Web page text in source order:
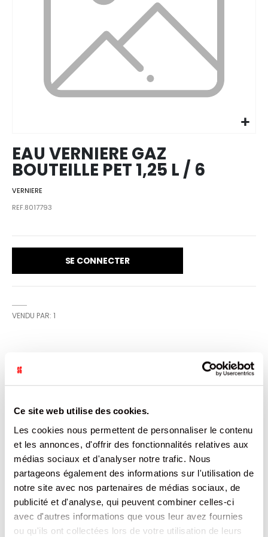
Ce site web utilise des cookies.
Les cookies nous permettent de personnaliser le contenu
et les annonces, d'offrir des fonctionnalités relatives aux
médias sociaux et d'analyser notre trafic. Nous
partageons également des informations sur l'utilisation de
notre site avec nos partenaires de médias sociaux, de
publicité et d'analyse, qui peuvent combiner celles-ci
avec d'autres informations que vous leur avez fournies
ou qu'ils ont collectées lors de votre utilisation de leurs
images
gallery
EAU VERNIERE GAZ
BOUTEILLE PET 1,25 L / 6
VERNIERE
REF.8017793
SE CONNECTER
VENDU PAR: 1
CARACTÉRISTIQUES
d’informations
1
PAYS INCONNU
Non
7840
7840
PET
13.26